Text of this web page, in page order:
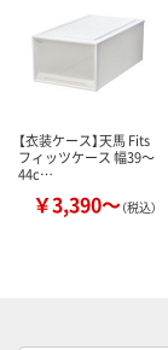
【衣装ケース】天馬 Fits
フィッツケース 幅39～
44c…
￥3,390～（税込）